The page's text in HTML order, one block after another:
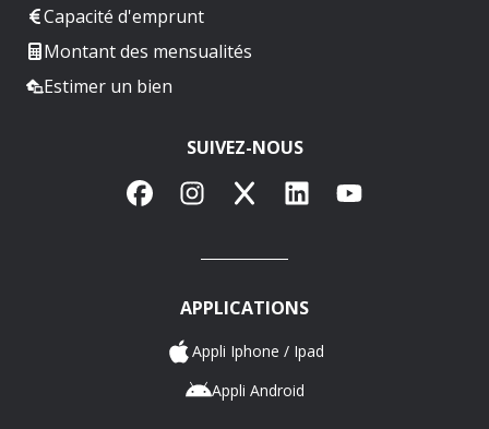
Capacité d'emprunt
Montant des mensualités
Estimer un bien
SUIVEZ-NOUS
FacebookInstagram
X LinkedInYouTube
APPLICATIONS
Appli Iphone / Ipad
Appli Android